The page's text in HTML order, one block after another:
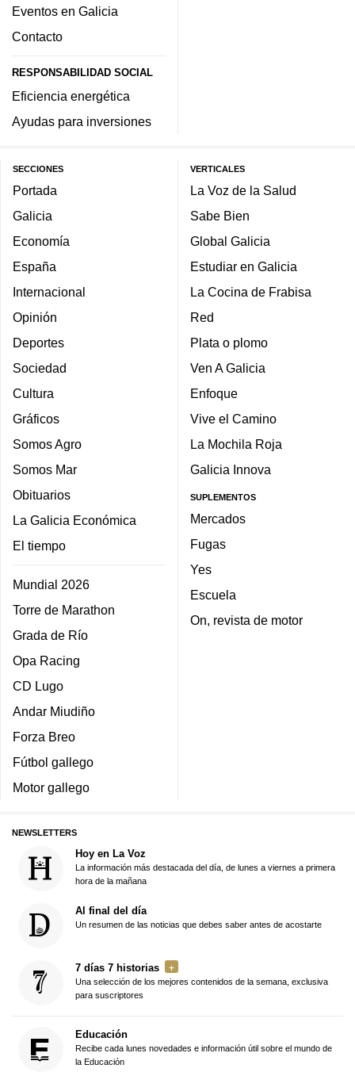
Eventos en Galicia
Contacto
RESPONSABILIDAD SOCIAL
Eficiencia energética
Ayudas para inversiones
SECCIONES
Portada
Galicia
Economía
España
Internacional
Opinión
Deportes
Sociedad
Cultura
Gráficos
Somos Agro
Somos Mar
Obituarios
La Galicia Económica
El tiempo
Mundial 2026
Torre de Marathon
Grada de Río
Opa Racing
CD Lugo
Andar Miudiño
Forza Breo
Fútbol gallego
Motor gallego
VERTICALES
La Voz de la Salud
Sabe Bien
Global Galicia
Estudiar en Galicia
La Cocina de Frabisa
Red
Plata o plomo
Ven A Galicia
Enfoque
Vive el Camino
La Mochila Roja
Galicia Innova
SUPLEMENTOS
Mercados
Fugas
Yes
Escuela
On, revista de motor
NEWSLETTERS
Hoy en La Voz
La información más destacada del día, de lunes a viernes a primera
hora de la mañana
Al final del día
Un resumen de las noticias que debes saber antes de acostarte
7 días 7 historias
Una selección de los mejores contenidos de la semana, exclusiva
para suscriptores
Educación
Recibe cada lunes novedades e información útil sobre el mundo de
la Educación